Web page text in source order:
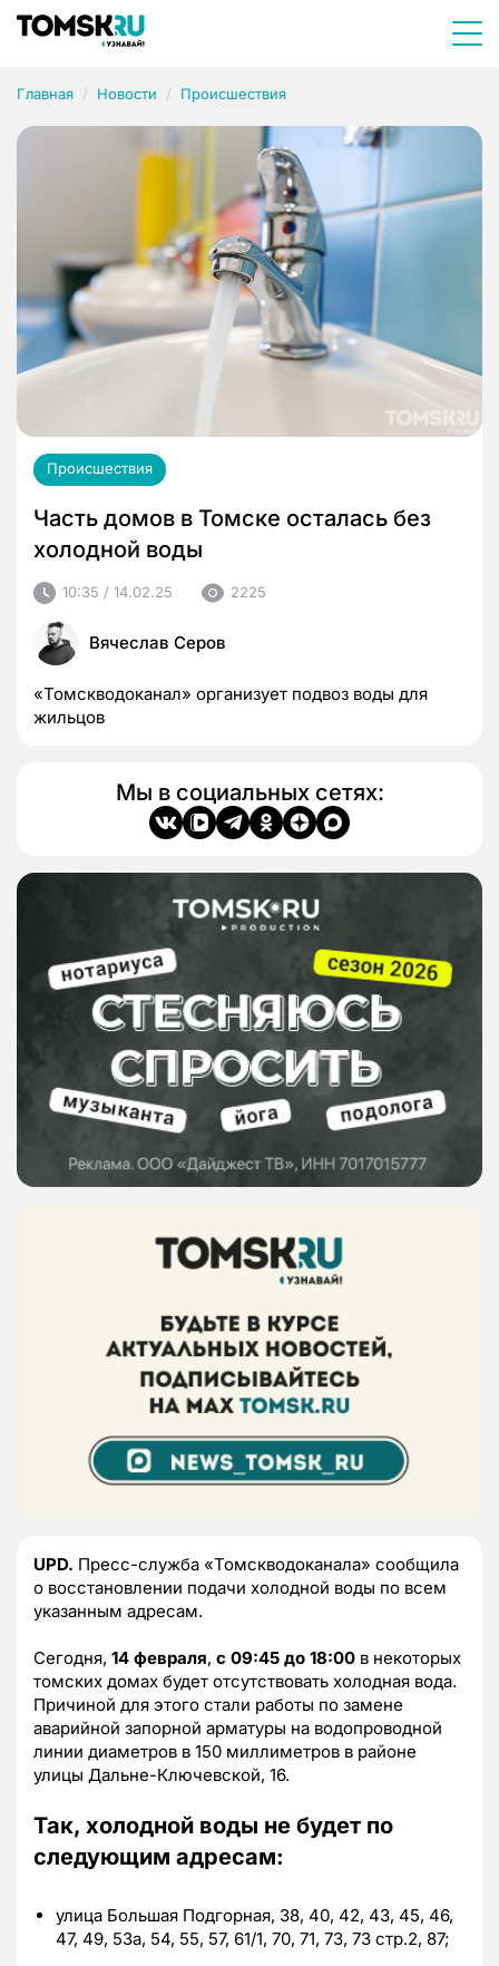
Главная Новости Происшествия
Происшествия
Часть домов в Томске осталась без
холодной воды
10:35 / 14.02.25 2225
Вячеслав Серов
«Томскводоканал» организует подвоз воды для
жильцов
Мы в социальных сетях:
UPD. Пресс-служба «Томскводоканала» сообщила
о восстановлении подачи холодной воды по всем
указанным адресам.
Сегодня, 14 февраля, с 09:45 до 18:00 в некоторых
томских домах будет отсутствовать холодная вода.
Причиной для этого стали работы по замене
аварийной запорной арматуры на водопроводной
линии диаметров в 150 миллиметров в районе
улицы Дальне-Ключевской, 16.
Так, холодной воды не будет по
следующим адресам:
улица Большая Подгорная, 38, 40, 42, 43, 45, 46,
47, 49, 53а, 54, 55, 57, 61/1, 70, 71, 73, 73 стр.2, 87;